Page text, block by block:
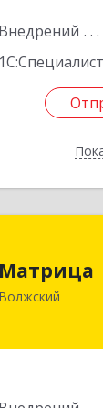
Внедрений
1С:Специалист
Матрица
Волжский
404125,